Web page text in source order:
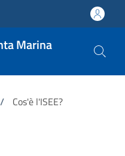
Marina
/ Cos'è l'ISEE?